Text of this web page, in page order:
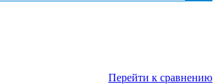
Перейти к сравнению